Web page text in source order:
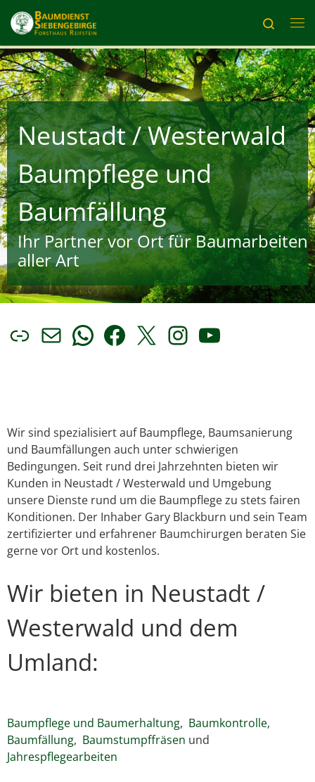
Zum Inhalt springen
Search
Neustadt / Westerwald
Baumpflege und
Baumfällung
Ihr Partner vor Ort für Baumarbeiten
aller Art
LinkE-Mail
WhatsApp
Facebook
X Instagram
YouTube
Wir sind spezialisiert auf Baumpflege, Baumsanierung
und Baumfällungen auch unter schwierigen
Bedingungen. Seit rund drei Jahrzehnten bieten wir
Kunden in Neustadt / Westerwald und Umgebung
unsere Dienste rund um die Baumpflege zu stets fairen
Konditionen. Der Inhaber Gary Blackburn und sein Team
zertifizierter und erfahrener Baumchirurgen beraten Sie
gerne vor Ort und kostenlos.
Wir bieten in Neustadt /
Westerwald und dem
Umland:
Baumpflege und Baumerhaltung, Baumkontrolle,
Baumfällung, Baumstumpffräsen und
Jahrespflegearbeiten